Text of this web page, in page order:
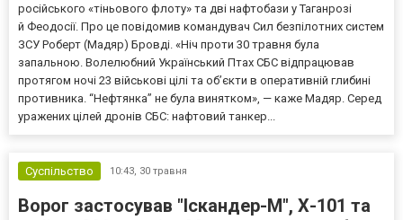
російського «тіньового флоту» та дві нафтобази у Таганрозі
й Феодосії. Про це повідомив командувач Сил безпілотних систем
ЗСУ Роберт (Мадяр) Бровді. «Ніч проти 30 травня була
запальною. Волелюбний Український Птах СБС відпрацював
протягом ночі 23 військові цілі та обʼєкти в оперативній глибині
противника. “Нефтянка” не була винятком», — каже Мадяр. Серед
уражених цілей дронів СБС: нафтовий танкер...
Суспільство 10:43, 30 травня
Ворог застосував "Іскандер-М", Х-101 та